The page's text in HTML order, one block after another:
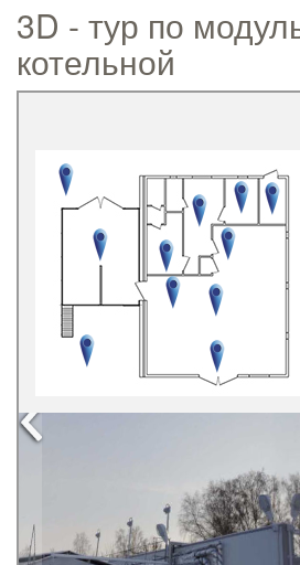
3D - тур по
котельной